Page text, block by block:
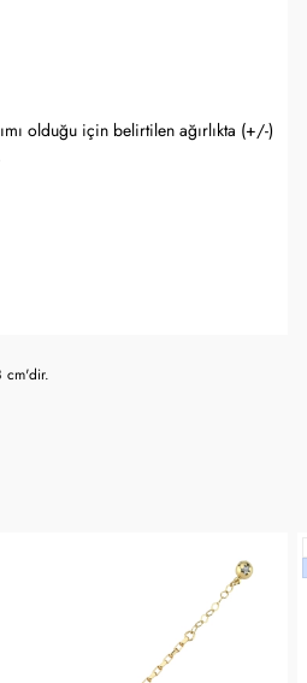
olduğu için belirtilen ağırlıkta (+/-)
cm'dir.